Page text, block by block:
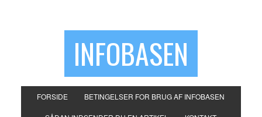
INFOBASEN
FORSIDE BETINGELSER FOR BRUG AF INFOBASEN